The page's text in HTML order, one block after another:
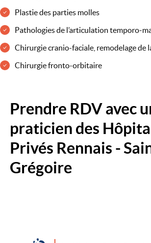
Plastie des parties molles
Pathologies de l’articulation temporo-
Chirurgie cranio-faciale, remodelage de
Chirurgie fronto-orbitaire
Prendre RDV avec
praticien des
Privés Rennais -
Grégoire